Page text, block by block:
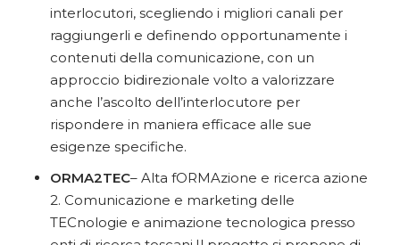
interlocutori, scegliendo i migliori canali per
raggiungerli e definendo opportunamente i
contenuti della comunicazione, con un
approccio bidirezionale volto a valorizzare
anche l’ascolto dell’interlocutore per
rispondere in maniera efficace alle sue
esigenze specifiche.
ORMA2TEC– Alta fORMAzione e ricerca azione
2. Comunicazione e marketing delle
TECnologie e animazione tecnologica presso